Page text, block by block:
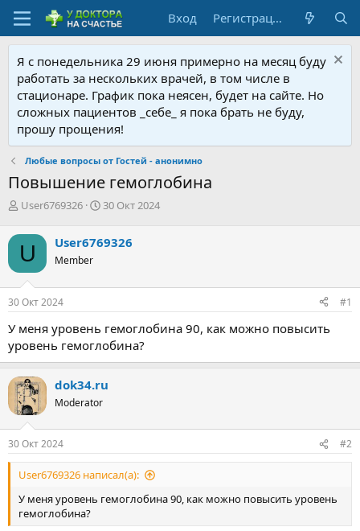
Вход Регистрация
Я с понедельника 29 июня примерно на месяц буду
работать за нескольких врачей, в том числе в
стационаре. График пока неясен, будет на сайте. Но
сложных пациентов _себе_ я пока брать не буду,
прошу прощения!
Любые вопросы от Гостей - анонимно
Повышение гемоглобина
А
т
о
р
т
е
м
User6769326
Д
а
ч
а
30 Окт 2024
U User6769326
Member
30 Окт 2024 #1
У меня уровень гемоглобина 90, как можно повысить
уровень гемоглобина?
dok34.ru
Moderator
30 Окт 2024 #2
User6769326 написал(а):
У меня уровень гемоглобина 90, как можно повысить уровень
гемоглобина?